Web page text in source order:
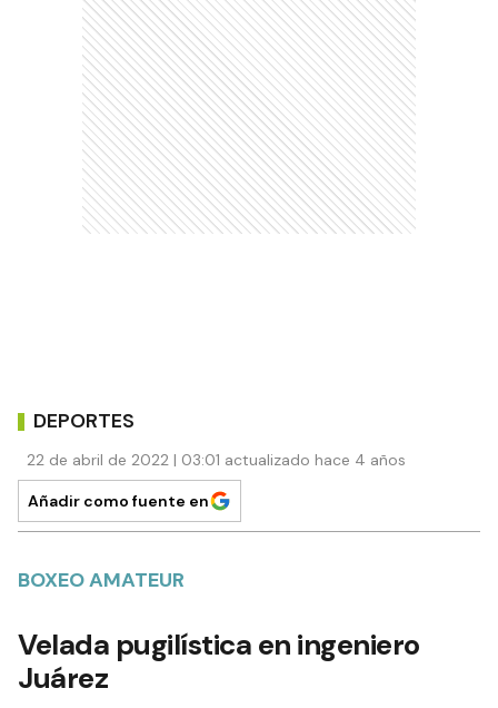
DEPORTES
22 de abril de 2022 | 03:01 actualizado hace 4 años
Añadir como fuente en
BOXEO AMATEUR
Velada pugilística en ingeniero
Juárez